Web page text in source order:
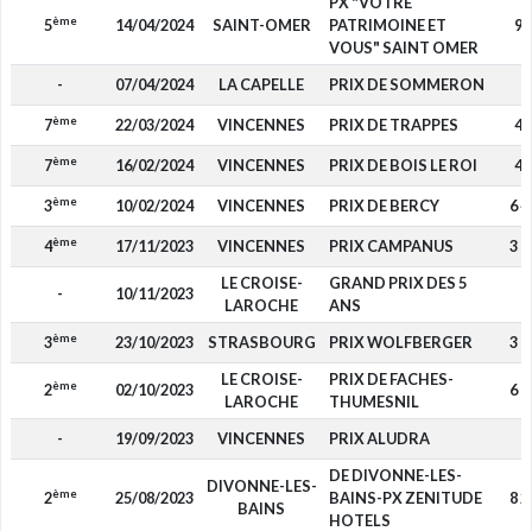
5ème 14/04/2024 SAINT-OMER
PATRIMOINE ET
VOUS" SAINT OMER
- 07/04/2024 LA CAPELLE PRIX DE SOMMERON
7ème 22/03/2024 VINCENNES PRIX DE TRAPPES
7ème 16/02/2024 VINCENNES PRIX DE BOIS LE ROI
3ème 10/02/2024 VINCENNES PRIX DE BERCY 6
4ème 17/11/2023 VINCENNES PRIX CAMPANUS 3
- 10/11/2023
LE CROISE-
LAROCHE
GRAND PRIX DES 5
ANS
3ème 23/10/2023 STRASBOURG PRIX WOLFBERGER 3
2ème 02/10/2023
LE CROISE-
LAROCHE
PRIX DE FACHES-
THUMESNIL
6
- 19/09/2023 VINCENNES PRIX ALUDRA
2ème 25/08/2023
DIVONNE-LES-
BAINS
DE DIVONNE-LES-
BAINS-PX ZENITUDE
HOTELS
8